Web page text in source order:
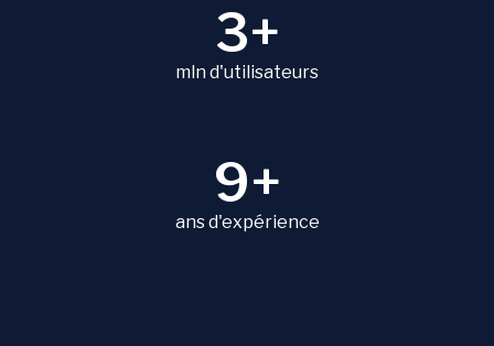
3+
mln d'utilisateurs
9+
ans d'expérience